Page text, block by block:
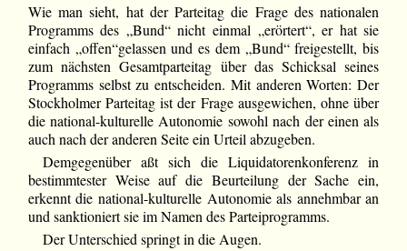
Wie man sieht, hat der Parteitag die Frage des nationalen
Programms des „Bund“ nicht einmal „erörtert“, er hat sie
einfach „offen“gelassen und es dem „Bund“ freigestellt, bis
zum nächsten Gesamtparteitag über das Schicksal seines
Programms selbst zu entscheiden. Mit anderen Worten: Der
Stockholmer Parteitag ist der Frage ausgewichen, ohne über
die national-kulturelle Autonomie sowohl nach der einen als
auch nach der anderen Seite ein Urteil abzugeben.
Demgegenüber aßt sich die Liquidatorenkonferenz in
bestimmtester Weise auf die Beurteilung der Sache ein,
erkennt die national-kulturelle Autonomie als annehmbar an
und sanktioniert sie im Namen des Parteiprogramms.
Der Unterschied springt in die Augen.